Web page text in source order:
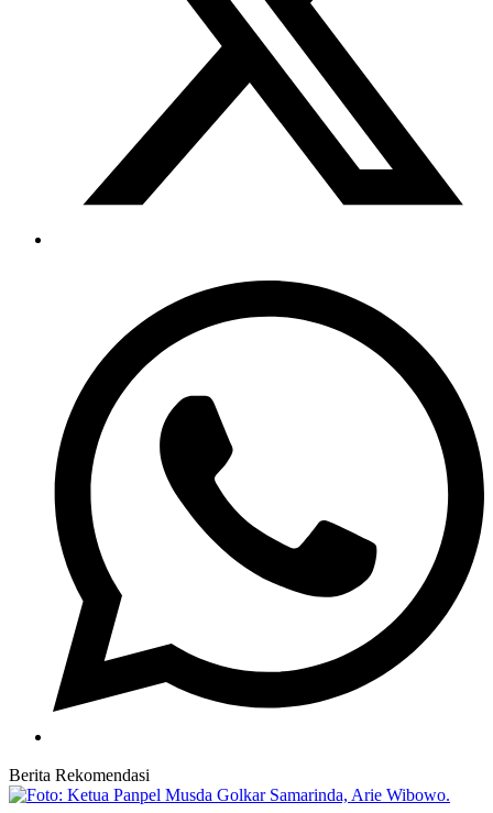
Berita Rekomendasi